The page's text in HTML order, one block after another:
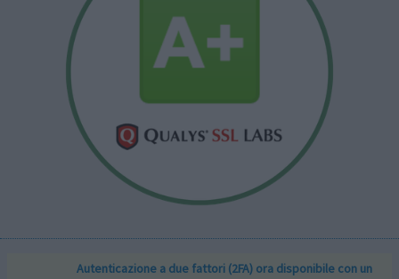
Autenticazione a due fattori (2FA) ora disponibile con un